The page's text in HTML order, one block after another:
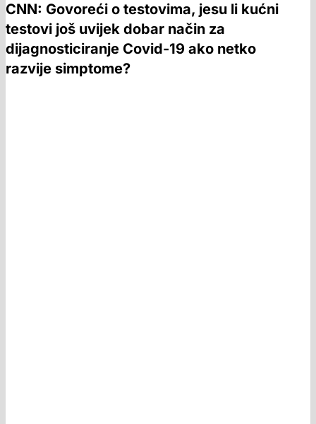
CNN: Govoreći o testovima, jesu li kućni
testovi još uvijek dobar način za
dijagnosticiranje Covid-19 ako netko
razvije simptome?